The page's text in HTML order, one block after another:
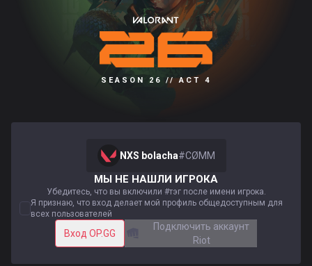
SEASON 26 // ACT 4
NXS bolacha#CØMM
МЫ НЕ НАШЛИ ИГРОКА
Убедитесь, что вы включили #тэг после имени игрока.
Я признаю, что вход делает мой профиль общедоступным для
всех пользователей
Вход OP.GG
Подключить аккаунт
Riot